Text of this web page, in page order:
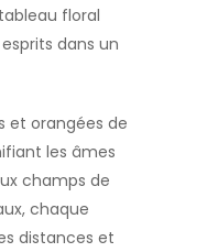
floral
dans un
et orangées de
les âmes
champs de
chaque
distances et